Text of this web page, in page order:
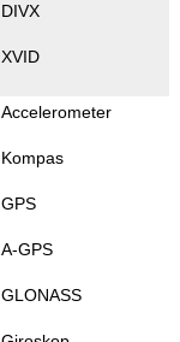
DIVX
XVID
Accelerometer
Kompas
GPS
A-GPS
GLONASS